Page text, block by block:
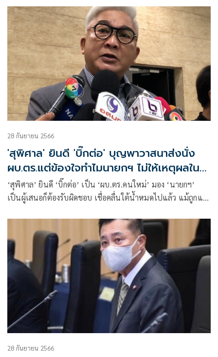
28 กันยายน 2566
'สุพิศาล' ยินดี 'บิ๊กต่อ' บุญพาวาสนาส่งนั่ง
ผบ.ตร.แต่ข้องใจทำไมนายกฯ ไม่ให้เหตุผลใน
การชงชื่อ
‘สุพิศาล’ ยินดี ‘บิ๊กต่อ’ เป็น ‘ผบ.ตร.คนใหม่’ มอง ‘นายกฯ’
เป็นผู้เสนอก็ต้องรับผิดชอบ เชื่อคลื่นใต้น้ำหมดไปแล้ว แม้ถูกแรง
28 กันยายน 2566